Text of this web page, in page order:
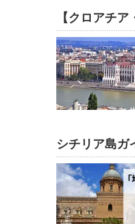
【クロアチア
シチリア島ガ